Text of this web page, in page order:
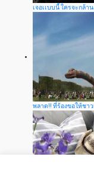
เจอเเบบนี้ ใครจะกล้า
พลาด!! ที่ร้องขอให้ชาว